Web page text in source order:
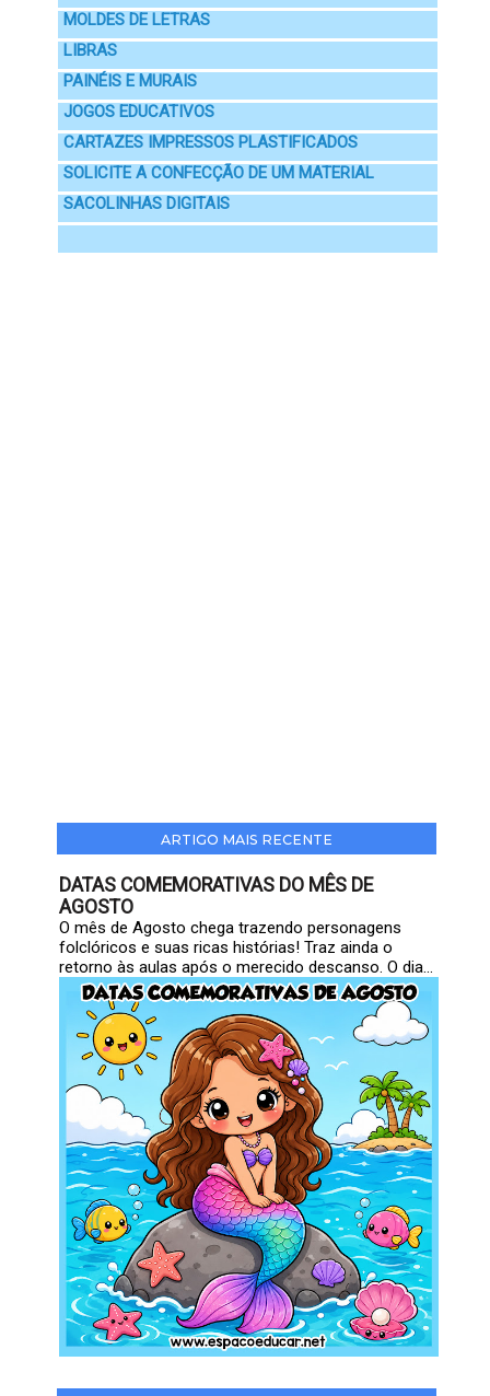
MOLDES DE LETRAS
LIBRAS
PAINÉIS E MURAIS
JOGOS EDUCATIVOS
CARTAZES IMPRESSOS PLASTIFICADOS
SOLICITE A CONFECÇÃO DE UM MATERIAL
SACOLINHAS DIGITAIS
ARTIGO MAIS RECENTE
DATAS COMEMORATIVAS DO MÊS DE
AGOSTO
O mês de Agosto chega trazendo personagens
folclóricos e suas ricas histórias! Traz ainda o
retorno às aulas após o merecido descanso. O dia...